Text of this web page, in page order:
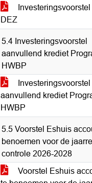
DEZ
5.4 Investeringsvoorstel
aanvullend krediet
HWBP
Investeringsvoorstel
aanvullend krediet
HWBP
5.5 Voorstel Eshuis
benoemen voor de
controle 2026-2028
Voorstel Eshuis